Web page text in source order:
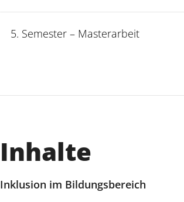
5. Semester – Masterarbeit
Inhalte
Inklusion im Bildungsbereich